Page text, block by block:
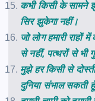
कभी किसी के सामने
सिर झुकेगा नहीं।
जो लोग हमारी राहों
से नहीं, पत्थरों से भी
मुझे हर किसी से
दुनिया संभाल सकती